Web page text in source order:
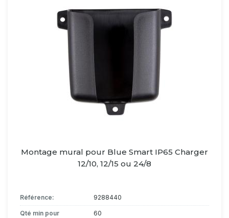
Montage mural pour Blue Smart IP65 Charger
12/10, 12/15 ou 24/8
Référence: 9288440
Qté min pour
60